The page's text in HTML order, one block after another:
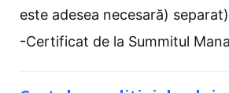
este adesea necesară) separat)
-Certificat de la Summitul